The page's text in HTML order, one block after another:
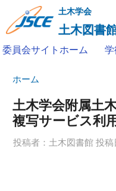
メ
イ
ン
ン
ツ
に
移
土木学会
土木図書
メインメニュー
委員会サイトホーム 学
現在地
ホーム
土木学会附属土
複写サービス利
投稿者： 土木図書館 投稿